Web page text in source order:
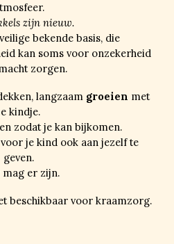
zijn nieuw.
bekende basis, die
kan soms voor onzekerheid
zorgen.
langzaam groeien met
kindje.
zodat je kan bijkomen.
je kind ook aan jezelf te
geven.
mag er zijn.
beschikbaar voor kraamzorg.